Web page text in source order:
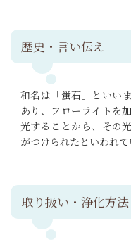
歴史・言い伝え
和名は「蛍石」といい
あり、フローライトを
光することから、その
がつけられたといわれて
取り扱い・浄化方法